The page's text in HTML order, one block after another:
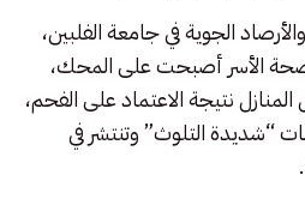
الجوية في جامعة الفلبين،
الأسر أصبحت على المحك،
نتيجة الاعتماد على الفحم،
“شديدة التلوث” وتنتشر في